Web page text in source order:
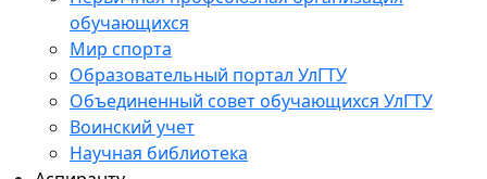
обучающихся
Мир спорта
Образовательный портал УлГТУ
Объединенный совет обучающихся УлГТУ
Воинский учет
Научная библиотека